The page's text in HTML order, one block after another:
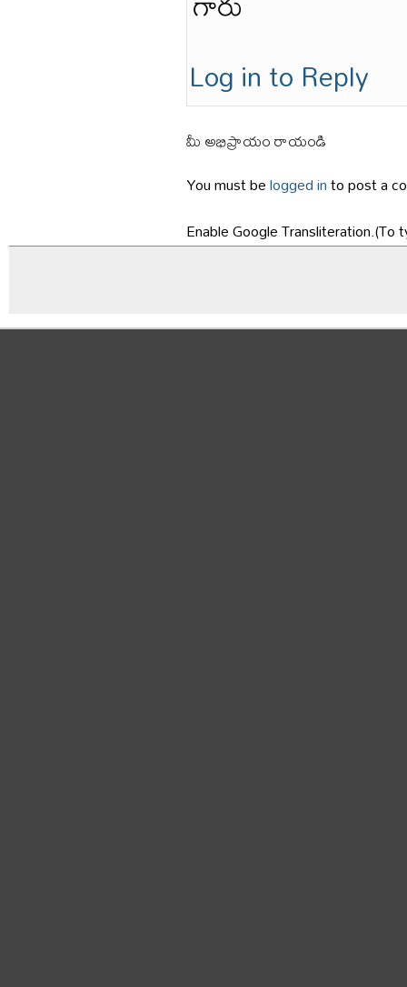
Log in to Reply
మీ అభిప్రాయం రాయండి
You must belogged into post a
Enable Google